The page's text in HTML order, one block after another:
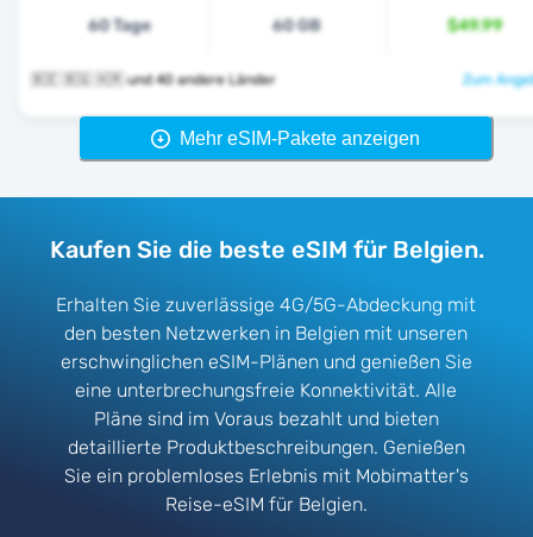
60 Tage 60 GB $49.99
🇧🇪 🇧🇬 🇭🇷 und 40 andere Länder Zum
Mehr eSIM-Pakete anzeigen
Kaufen Sie die beste eSIM für Belgien.
Erhalten Sie zuverlässige 4G/5G-Abdeckung mit
den besten Netzwerken in Belgien mit unseren
erschwinglichen eSIM-Plänen und genießen Sie
eine unterbrechungsfreie Konnektivität. Alle
Pläne sind im Voraus bezahlt und bieten
detaillierte Produktbeschreibungen. Genießen
Sie ein problemloses Erlebnis mit Mobimatter's
Reise-eSIM für Belgien.